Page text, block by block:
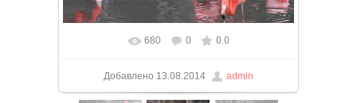
В реальном размере 999x749
680 0 0.0
Добавлено 13.08.2014 admin